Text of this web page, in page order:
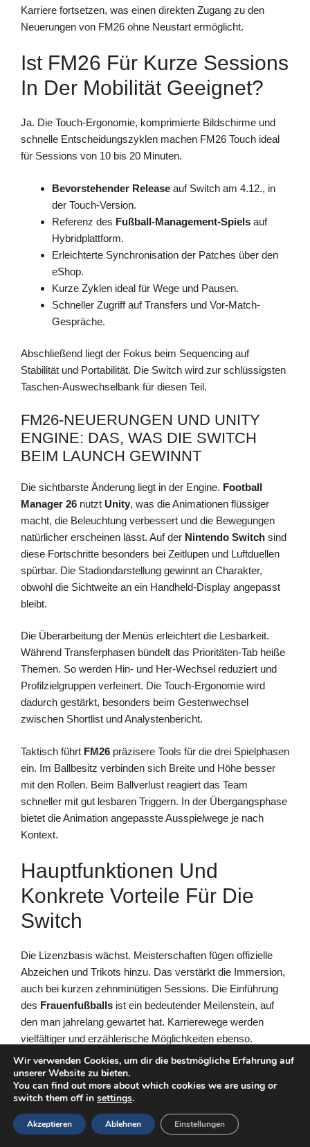
Karriere fortsetzen, was einen direkten Zugang zu den
Neuerungen von FM26 ohne Neustart ermöglicht.
Ist FM26 Für Kurze Sessions
In Der Mobilität Geeignet?
Ja. Die Touch-Ergonomie, komprimierte Bildschirme und
schnelle Entscheidungszyklen machen FM26 Touch ideal
für Sessions von 10 bis 20 Minuten.
Bevorstehender Release auf Switch am 4.12., in
der Touch-Version.
Referenz des Fußball-Management-Spiels auf
Hybridplattform.
Erleichterte Synchronisation der Patches über den
eShop.
Kurze Zyklen ideal für Wege und Pausen.
Schneller Zugriff auf Transfers und Vor-Match-
Gespräche.
Abschließend liegt der Fokus beim Sequencing auf
Stabilität und Portabilität. Die Switch wird zur schlüssigsten
Taschen-Auswechselbank für diesen Teil.
FM26-NEUERUNGEN UND UNITY
ENGINE: DAS, WAS DIE SWITCH
BEIM LAUNCH GEWINNT
Die sichtbarste Änderung liegt in der Engine. Football
Manager 26 nutzt Unity, was die Animationen flüssiger
macht, die Beleuchtung verbessert und die Bewegungen
natürlicher erscheinen lässt. Auf der Nintendo Switch sind
diese Fortschritte besonders bei Zeitlupen und Luftduellen
spürbar. Die Stadiondarstellung gewinnt an Charakter,
obwohl die Sichtweite an ein Handheld-Display angepasst
bleibt.
Die Überarbeitung der Menüs erleichtert die Lesbarkeit.
Während Transferphasen bündelt das Prioritäten-Tab heiße
Themen. So werden Hin- und Her-Wechsel reduziert und
Profilzielgruppen verfeinert. Die Touch-Ergonomie wird
dadurch gestärkt, besonders beim Gestenwechsel
zwischen Shortlist und Analystenbericht.
Taktisch führt FM26 präzisere Tools für die drei Spielphasen
ein. Im Ballbesitz verbinden sich Breite und Höhe besser
mit den Rollen. Beim Ballverlust reagiert das Team
schneller mit gut lesbaren Triggern. In der Übergangsphase
bietet die Animation angepasste Ausspielwege je nach
Kontext.
Hauptfunktionen Und
Konkrete Vorteile Für Die
Switch
Die Lizenzbasis wächst. Meisterschaften fügen offizielle
Abzeichen und Trikots hinzu. Das verstärkt die Immersion,
auch bei kurzen zehnminütigen Sessions. Die Einführung
des Frauenfußballs ist ein bedeutender Meilenstein, auf
den man jahrelang gewartet hat. Karrierewege werden
vielfältiger und erzählerische Möglichkeiten ebenso.
Die folgende Liste fasst die spürbaren Stärken auf einer
Hybridkonsole zusammen. Sie konzentriert sich auf den
realen Einfluss in Mobilität und kurzen Zyklen. Sie
unterstreicht auch die Sorgfalt für den Alltag des virtuellen
Trainers.
Wir verwenden Cookies, um dir die bestmögliche Erfahrung auf
unserer Website zu bieten.
You can find out more about which cookies we are using or
switch them off in settings.
Akzeptieren Ablehnen Einstellungen